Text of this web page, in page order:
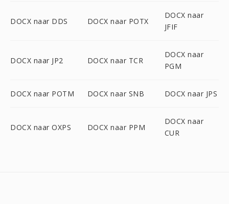
DOCX naar DDS DOCX naar POTX
DOCX naar
JFIF
DOCX naar JP2 DOCX naar TCR
DOCX naar
PGM
DOCX naar POTM DOCX naar SNB DOCX naar JPS
DOCX naar OXPS DOCX naar PPM
DOCX naar
CUR